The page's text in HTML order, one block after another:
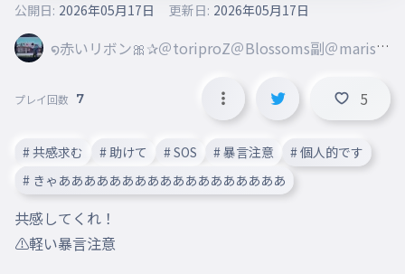
໑赤いリボン🎀✰＠toriproZ＠Blossoms副＠marisa
公開日: 2026年05月17日 更新日: 2026年05月17日
プレイ回数 7 5
# 共感求む # 助けて # SOS # 暴言注意
# 個人的です
# きゃああああああああああああああああああ
共感してくれ！
⚠️軽い暴言注意